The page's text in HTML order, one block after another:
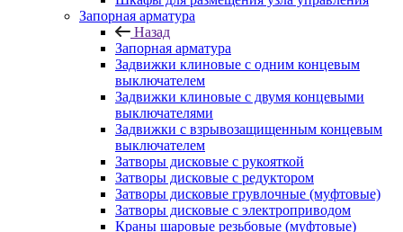
Запорная арматура
Назад
Запорная арматура
Задвижки клиновые с одним концевым
выключателем
Задвижки клиновые с двумя концевыми
выключателями
Задвижки с взрывозащищенным концевым
выключателем
Затворы дисковые с рукояткой
Затворы дисковые с редуктором
Затворы дисковые грувлочные (муфтовые)
Затворы дисковые с электроприводом
Краны шаровые резьбовые (муфтовые)